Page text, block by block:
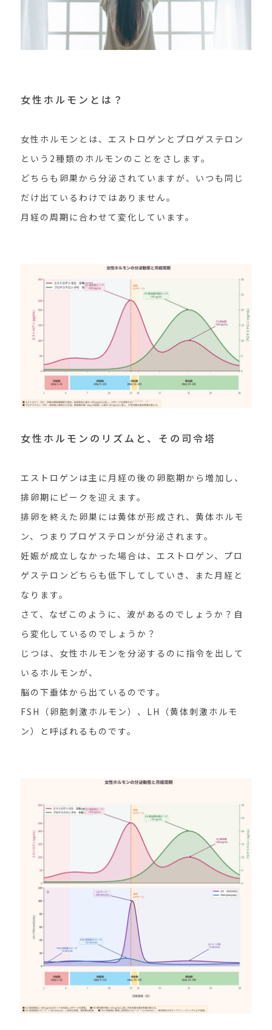
女性ホルモンとは？
女性ホルモンとは、エストロゲンとプロゲステロン
という2種類のホルモンのことをさします。
どちらも卵巣から分泌されていますが、いつも同じ
だけ出ているわけではありません。
月経の周期に合わせて変化しています。
女性ホルモンのリズムと、その司令塔
エストロゲンは主に月経の後の卵胞期から増加し、
排卵期にピークを迎えます。
排卵を終えた卵巣には黄体が形成され、黄体ホルモ
ン、つまりプロゲステロンが分泌されます。
妊娠が成立しなかった場合は、エストロゲン、プロ
ゲステロンどちらも低下してしていき、また月経と
なります。
さて、なぜこのように、波があるのでしょうか？自
ら変化しているのでしょうか？
じつは、女性ホルモンを分泌するのに指令を出して
いるホルモンが、
脳の下垂体から出ているのです。
FSH（卵胞刺激ホルモン）、LH（黄体刺激ホルモ
ン）と呼ばれるものです。